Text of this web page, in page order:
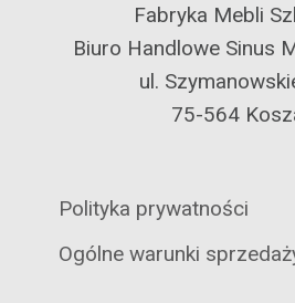
Fabryka Mebli
Biuro Handlowe Sinus
ul.
75-564
Polityka prywatności
Ogólne warunki